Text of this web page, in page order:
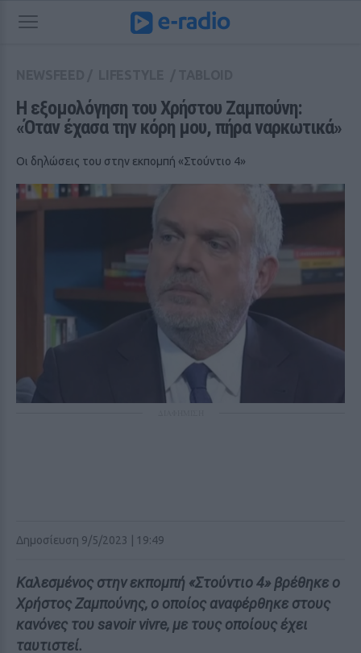
Η εξομολόγηση του Χρήστου Ζαμπούνη:
«Όταν έχασα την κόρη μου, πήρα ναρκωτικά»
Οι δηλώσεις του στην εκπομπή «Στούντιο 4»
Δημοσίευση 9/5/2023 | 19:49
Καλεσμένος στην εκπομπή «Στούντιο 4» βρέθηκε ο
Χρήστος Ζαμπούνης, ο οποίος αναφέρθηκε στους
κανόνες του savoir vivre, με τους οποίους έχει
ταυτιστεί.